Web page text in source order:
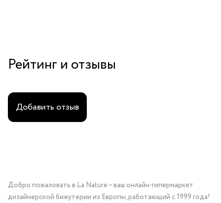
Рейтинг и отзывы
Добавить отзыв
Добро пожаловать в La Nature – ваш онлайн-гипермаркет
дизайнерской бижутерии из Европы, работающий с 1999 года!